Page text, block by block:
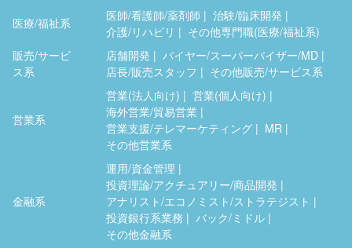
医療/福祉系
医師/看護師/薬剤師
治験/臨床開発
介護/リハビリ
その他専門職(医療/福祉系)
販売/サービ
ス系
店舗開発
バイヤー/スーパーバイザー/MD
店長/販売スタッフ
その他販売/サービス系
営業系
営業(法人向け)
営業(個人向け)
海外営業/貿易営業
営業支援/テレマーケティング
MR
その他営業系
金融系
運用/資金管理
投資理論/アクチュアリー/商品開発
アナリスト/エコノミスト/ストラテジスト
投資銀行系業務
バック/ミドル
その他金融系